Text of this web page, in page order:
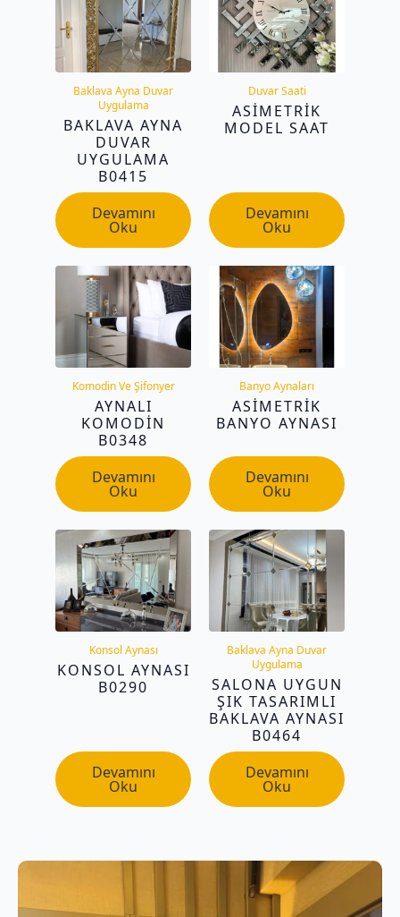
Baklava Ayna Duvar
Uygulama
BAKLAVA AYNA
DUVAR
UYGULAMA
B0415
Devamını
Oku
Duvar Saati
ASIMETRIK
MODEL SAAT
Devamını
Oku
Komodin Ve Şifonyer
AYNALI
KOMODIN
B0348
Devamını
Oku
Banyo Aynaları
ASIMETRIK
BANYO AYNASI
Devamını
Oku
Konsol Aynası
KONSOL AYNASI
B0290
Devamını
Oku
Baklava Ayna Duvar
Uygulama
SALONA UYGUN
ŞIK TASARIMLI
BAKLAVA AYNASI
B0464
Devamını
Oku